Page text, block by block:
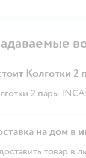
Колготки
2 пары
на дом в
товар в